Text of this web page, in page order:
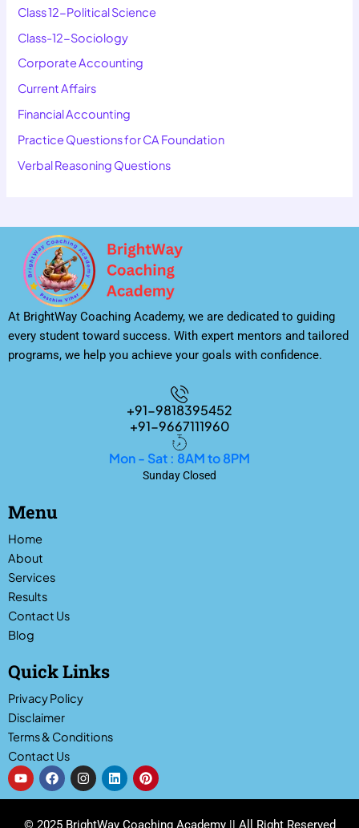
Class 12-Political Science
Class-12-Sociology
Corporate Accounting
Current Affairs
Financial Accounting
Practice Questions for CA Foundation
Verbal Reasoning Questions
At BrightWay Coaching Academy, we are dedicated to guiding
every student toward success. With expert mentors and tailored
programs, we help you achieve your goals with confidence.
+91-9818395452
+91-9667111960
Mon - Sat : 8AM to 8PM
Sunday Closed
Menu
Home
About
Services
Results
Contact Us
Blog
Quick Links
Privacy Policy
Disclaimer
Terms & Conditions
Contact Us
Y
o
u
u
F
a
c
b
I
n
s
a
L
i
n
e
P
i
n
e
© 2025 BrightWay Coaching Academy || All Right Reserved